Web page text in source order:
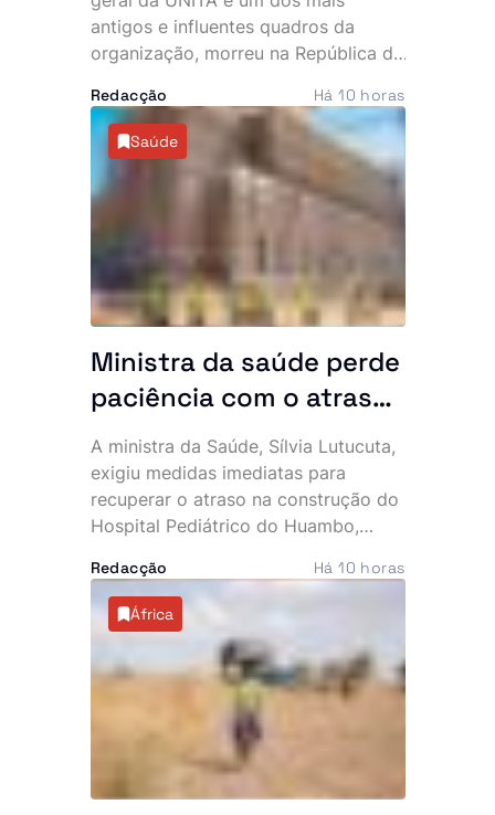
antigos e influentes quadros da
organização, morreu na República da
falecimento foi confirmado pelo
Secretariado Nacional para
Comunicação e Marketing do
partido, que apresentou
condolências à família, militantes,
simpatizantes e amigos.
Redacção Há 10 horas
Saúde
Ministra da saúde perde
paciência com o atraso
do hospital de 140
milhões de dólares no
Huambo
A ministra da Saúde, Sílvia Lutucuta,
exigiu medidas imediatas para
recuperar o atraso na construção do
Hospital Pediátrico do Huambo,
empreitada, iniciada em 2023,
apresenta uma execução física
inferior a 50%, quando já deveria
rondar os 80%. Apesar do cenário, a
governante acredita que a unidade
poderá ser concluída e inaugurada
ainda este ano.
Redacção Há 10 horas
África